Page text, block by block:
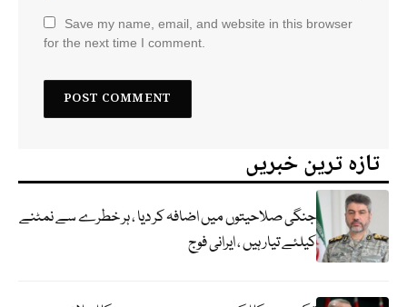
Save my name, email, and website in this browser
for the next time I comment.
تازہ ترین خبریں
جنگی صلاحیتوں میں اضافہ کر دیا ، ہر خطرے سے نمٹنے
کیلئے تیار ہیں ، ایرانی فوج